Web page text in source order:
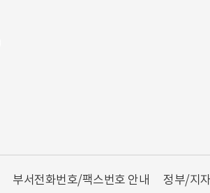
부서전화번호/팩스번호 안내 정부/지